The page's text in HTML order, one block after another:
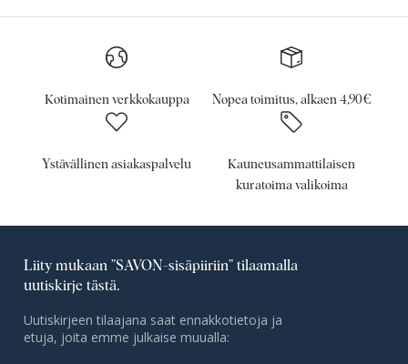
Kotimainen verkkokauppa Nopea toimitus, alkaen 4,90€
Ystävällinen asiakaspalvelu
Kauneusammattilaisen
kuratoima valikoima
Liity mukaan ”SAVON-sisäpiiriin” tilaamalla
uutiskirje tästä.
Uutiskirjeen tilaajana saat ennakkotietoja ja
etuja, joita emme julkaise muualla: